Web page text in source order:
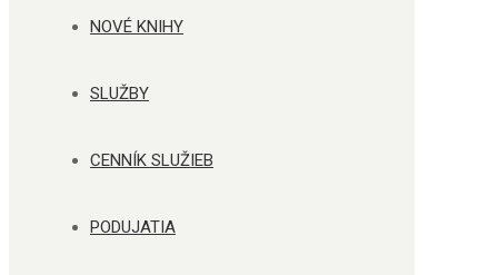
NOVÉ KNIHY
SLUŽBY
CENNÍK SLUŽIEB
PODUJATIA